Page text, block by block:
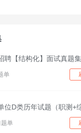
聘【结构化】面试真题集
单
位D类历年试题（职测+
单